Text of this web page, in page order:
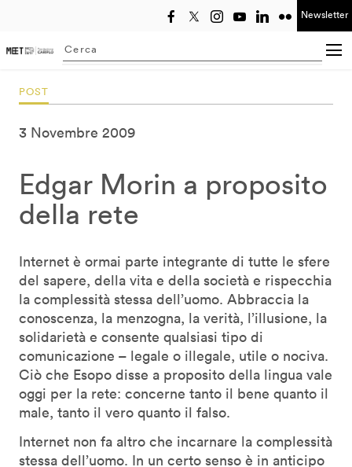
Newsletter
Searching...
POST
3 Novembre 2009
Edgar Morin a proposito
della rete
Internet è ormai parte integrante di tutte le sfere
del sapere, della vita e della società e rispecchia
la complessità stessa dell’uomo. Abbraccia la
conoscenza, la menzogna, la verità, l’illusione, la
solidarietà e consente qualsiasi tipo di
comunicazione – legale o illegale, utile o nociva.
Ciò che Esopo disse a proposito della lingua vale
oggi per la rete: concerne tanto il bene quanto il
male, tanto il vero quanto il falso.
Internet non fa altro che incarnare la complessità
stessa dell’uomo. In un certo senso è in anticipo